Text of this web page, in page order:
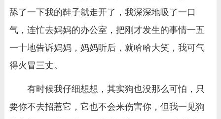
舔了一下我的鞋子就走开了，我深深地吸了一口
气，连忙去妈妈的办公室，把刚才发生的事情一五
一十地告诉妈妈，妈妈听后，就哈哈大笑，我可气
得火冒三丈。
有时候我仔细想想，其实狗也没那么可怕，只
要你不去招惹它，它也不会来伤害你，但我一见狗